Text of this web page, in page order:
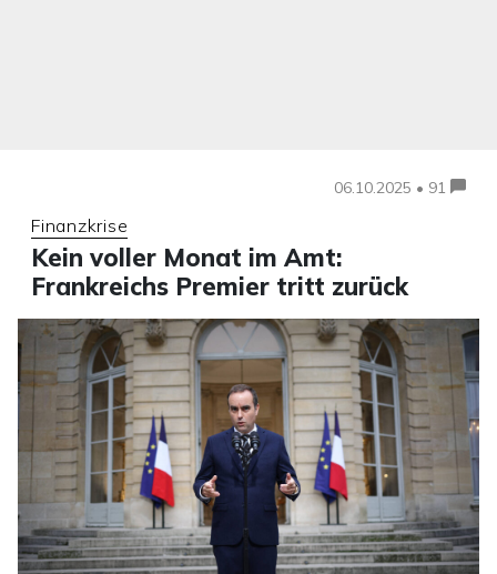
06.10.2025 • 91
Finanzkrise
Kein voller Monat im Amt:
Frankreichs Premier tritt zurück